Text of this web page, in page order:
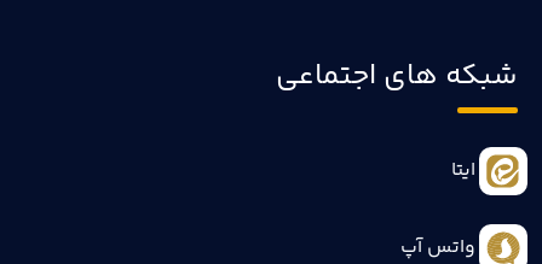
شبکه های اجتماعی
ایتا
واتس آپ